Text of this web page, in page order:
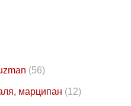
(56)
марципан (12)